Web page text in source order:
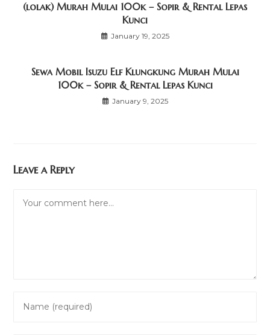
(lolak) Murah Mulai 100k – Sopir & Rental Lepas
Kunci
January 19, 2025
Sewa Mobil Isuzu Elf Klungkung Murah Mulai
100k – Sopir & Rental Lepas Kunci
January 9, 2025
Leave a Reply
your